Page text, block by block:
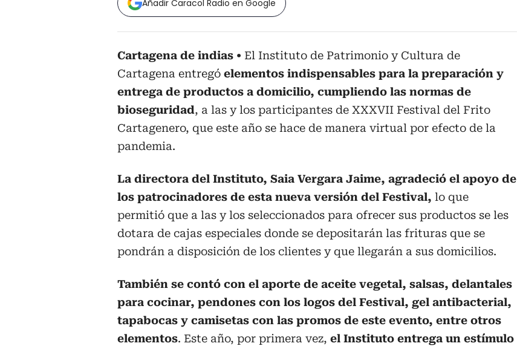
Añadir Caracol Radio en Google
Cartagena de indias
El Instituto de Patrimonio y Cultura de
Cartagena entregó elementos indispensables para la preparación y
entrega de productos a domicilio, cumpliendo las normas de
bioseguridad, a las y los participantes de XXXVII Festival del Frito
Cartagenero, que este año se hace de manera virtual por efecto de la
pandemia.
La directora del Instituto, Saia Vergara Jaime, agradeció el apoyo de
los patrocinadores de esta nueva versión del Festival, lo que
permitió que a las y los seleccionados para ofrecer sus productos se les
dotara de cajas especiales donde se depositarán las frituras que se
pondrán a disposición de los clientes y que llegarán a sus domicilios.
También se contó con el aporte de aceite vegetal, salsas, delantales
para cocinar, pendones con los logos del Festival, gel antibacterial,
tapabocas y camisetas con las promos de este evento, entre otros
elementos. Este año, por primera vez, el Instituto entrega un estímulo